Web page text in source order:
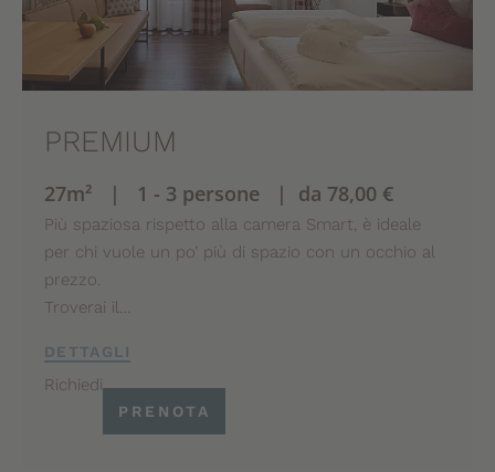
PREMIUM
27m² | 1 - 3 persone | da 78,00 €
Più spaziosa rispetto alla camera Smart, è ideale
per chi vuole un po’ più di spazio con un occhio al
prezzo.
Troverai il…
DETTAGLI
Richiedi
PRENOTA